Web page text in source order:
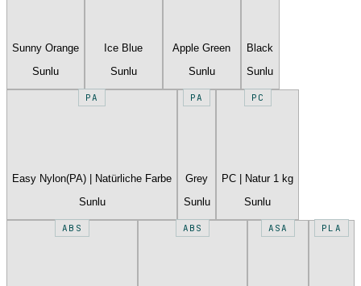
Sunny Orange
Sunlu
Ice Blue
Sunlu
Apple Green
Sunlu
Black
Sunlu
PA
Easy Nylon(PA) | Natürliche Farbe
Sunlu
PA
Grey
Sunlu
PC
PC | Natur 1 kg
Sunlu
ABS ABS ASA PLA